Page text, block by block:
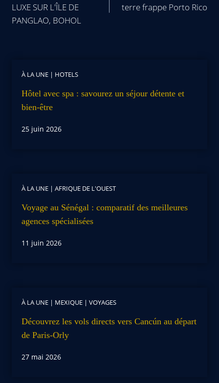
LUXE SUR L'ÎLE DE
PANGLAO, BOHOL
terre frappe Porto Rico
À LA UNE | HOTELS
Hôtel avec spa : savourez un séjour détente et
bien-être
25 juin 2026
À LA UNE | AFRIQUE DE L'OUEST
Voyage au Sénégal : comparatif des meilleures
agences spécialisées
11 juin 2026
À LA UNE | MEXIQUE | VOYAGES
Découvrez les vols directs vers Cancún au départ
de Paris-Orly
27 mai 2026